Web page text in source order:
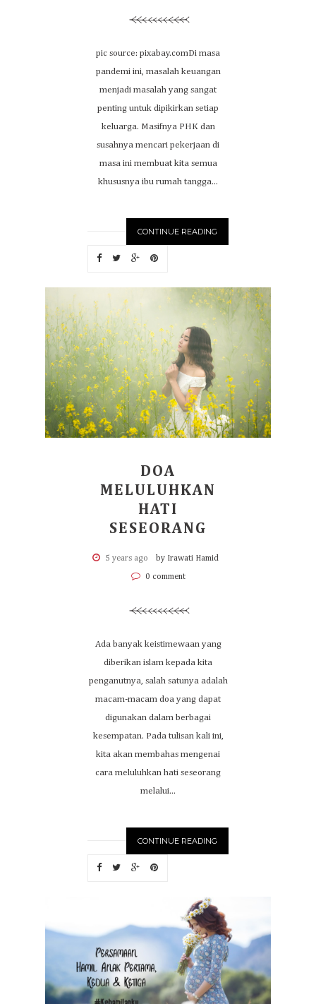
pic source: pixabay.comDi masa
pandemi ini, masalah keuangan
menjadi masalah yang sangat
penting untuk dipikirkan setiap
keluarga. Masifnya PHK dan
susahnya mencari pekerjaan di
masa ini membuat kita semua
khususnya ibu rumah tangga...
CONTINUE READING
DOA
MELULUHKAN
HATI
SESEORANG
5 years ago by Irawati Hamid
0 comment
Ada banyak keistimewaan yang
diberikan islam kepada kita
penganutnya, salah satunya adalah
macam-macam doa yang dapat
digunakan dalam berbagai
kesempatan. Pada tulisan kali ini,
kita akan membahas mengenai
cara meluluhkan hati seseorang
melalui...
CONTINUE READING